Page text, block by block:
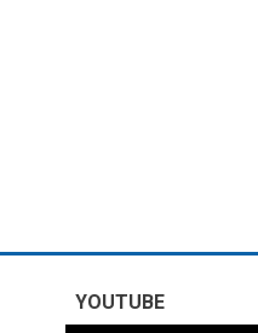
YOUTUBE